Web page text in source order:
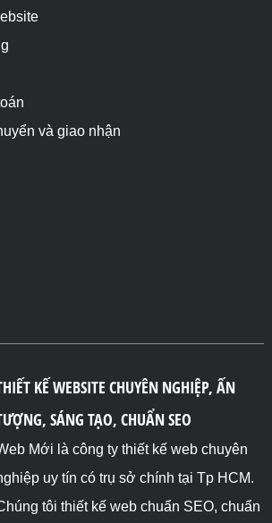
và giao nhận
KẾ WEBSITE CHUYÊN NGHIỆP, ẤN
SÁNG TẠO, CHUẨN SEO
Mới là công ty thiết kế web chuyên
uy tín có trụ sở chính tại Tp HCM.
tôi thiết kế web chuẩn SEO, chuẩn